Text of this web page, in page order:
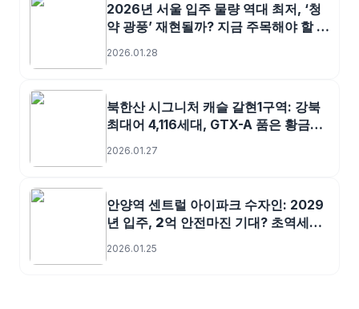
2026년 서울 입주 물량 역대 최저, ‘청
약 광풍’ 재현될까? 지금 주목해야 할 단
2026.01.28
북한산 시그니처 캐슬 갈현1구역: 강북
최대어 4,116세대, GTX-A 품은 황금알
2026.01.27
안양역 센트럴 아이파크 수자인: 2029
년 입주, 2억 안전마진 기대? 초역세권
2026.01.25